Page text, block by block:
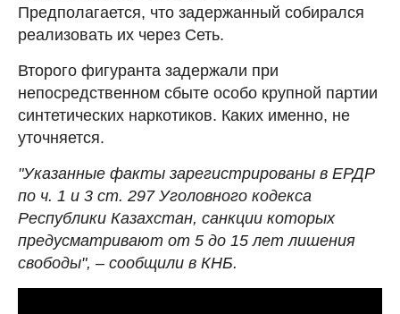
Предполагается, что задержанный собирался
реализовать их через Сеть.
Второго фигуранта задержали при
непосредственном сбыте особо крупной партии
синтетических наркотиков. Каких именно, не
уточняется.
"Указанные факты зарегистрированы в ЕРДР
по ч. 1 и 3 ст. 297 Уголовного кодекса
Республики Казахстан, санкции которых
предусматривают от 5 до 15 лет лишения
свободы", – сообщили в КНБ.